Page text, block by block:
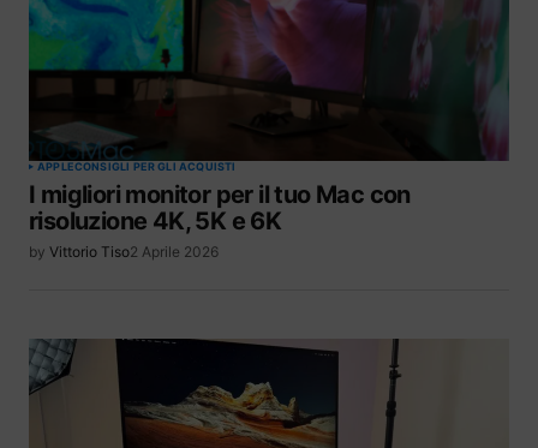
APPLECONSIGLI PER GLI ACQUISTI
I migliori monitor per il tuo Mac con
risoluzione 4K, 5K e 6K
by Vittorio Tiso2 Aprile 2026